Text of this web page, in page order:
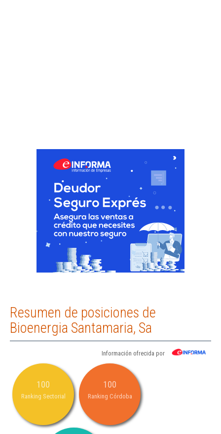
Resumen de posiciones de
Bioenergia Santamaria, Sa
Información ofrecida por
100
Ranking Sectorial
100
Ranking Córdoba